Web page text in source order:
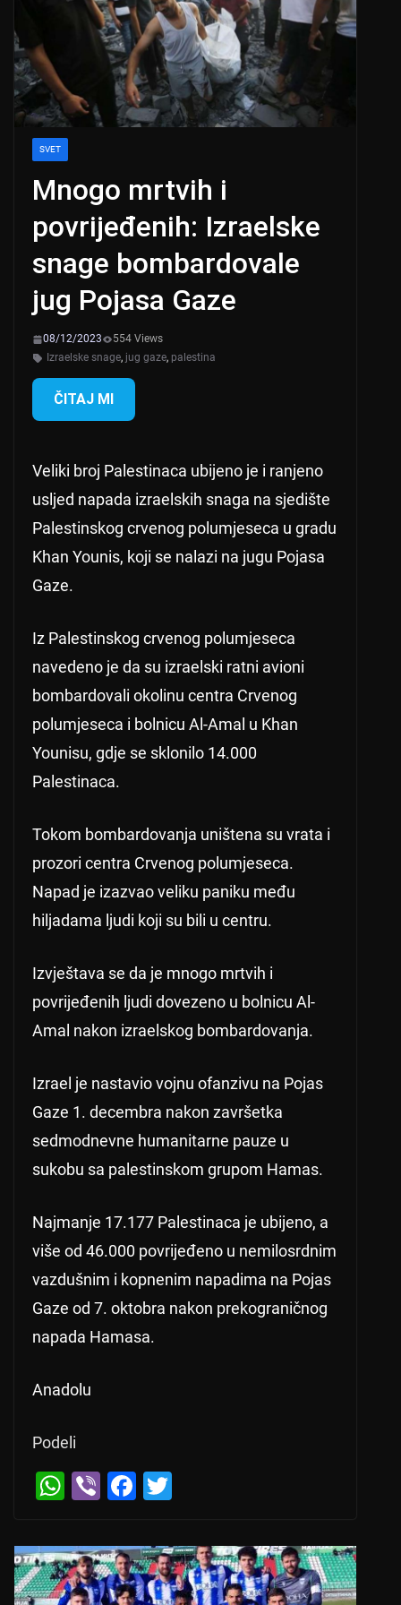
SVET
Mnogo mrtvih i
povrijeđenih: Izraelske
snage bombardovale
jug Pojasa Gaze
08/12/2023
554 Views
Izraelske snage, jug gaze, palestina
ČITAJ MI
Veliki broj Palestinaca ubijeno je i ranjeno
usljed napada izraelskih snaga na sjedište
Palestinskog crvenog polumjeseca u gradu
Khan Younis, koji se nalazi na jugu Pojasa
Gaze.
Iz Palestinskog crvenog polumjeseca
navedeno je da su izraelski ratni avioni
bombardovali okolinu centra Crvenog
polumjeseca i bolnicu Al-Amal u Khan
Younisu, gdje se sklonilo 14.000
Palestinaca.
Tokom bombardovanja uništena su vrata i
prozori centra Crvenog polumjeseca.
Napad je izazvao veliku paniku među
hiljadama ljudi koji su bili u centru.
Izvještava se da je mnogo mrtvih i
povrijeđenih ljudi dovezeno u bolnicu Al-
Amal nakon izraelskog bombardovanja.
Izrael je nastavio vojnu ofanzivu na Pojas
Gaze 1. decembra nakon završetka
sedmodnevne humanitarne pauze u
sukobu sa palestinskom grupom Hamas.
Najmanje 17.177 Palestinaca je ubijeno, a
više od 46.000 povrijeđeno u nemilosrdnim
vazdušnim i kopnenim napadima na Pojas
Gaze od 7. oktobra nakon prekograničnog
napada Hamasa.
Anadolu
Podeli
W
at
s
Vi
er
F
c
e
tt
er